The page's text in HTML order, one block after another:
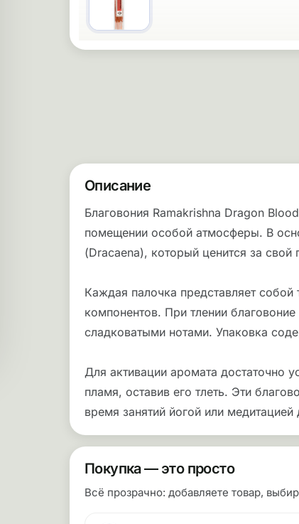
Описание
Благовония Ramakrishna Dragon
помещении особой атмосферы. В
(Dracaena), который ценится за свой
Каждая палочка представляет
компонентов. При тлении
сладковатыми нотами. Упаковка
Для активации аромата достаточно
пламя, оставив его тлеть. Эти
время занятий йогой или
Покупка — это просто
Всё прозрачно: добавляете товар,